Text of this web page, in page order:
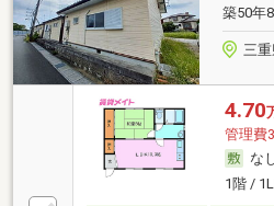
築50年
三
4.70
管理費
な
1階 /